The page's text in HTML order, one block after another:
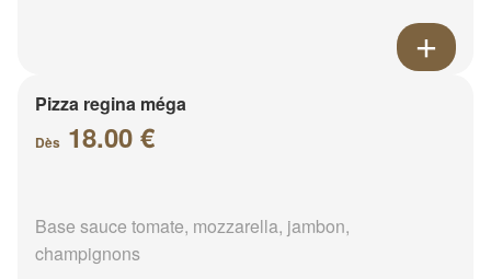
Pizza regina méga
Dès 18.00 €
Base sauce tomate, mozzarella, jambon,
champignons